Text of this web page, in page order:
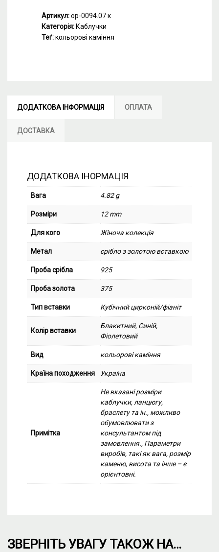
Артикул:ор-0094.07 к
Категорія: Каблучки
Теґ:кольорові каміння
ДОДАТКОВА ІНФОРМАЦІЯ ОПЛАТА
ДОСТАВКА
ДОДАТКОВА ІНОРМАЦІЯ
Вага 4.82 g
Розміри 12 mm
Для кого Жіноча колекція
Метал срібло з золотою вставкою
Проба срібла 925
Проба золота 375
Тип вставки Кубічний цирконій/фіаніт
Колір вставки
Блакитний, Синій,
Фіолетовий
Вид кольорові каміння
Країна походження Україна
Примітка
Не вказані розміри
каблучки, ланцюгу,
браслету та ін., можливо
обумовлювати з
консультантом під
замовлення., Параметри
виробів, такі як вага, розмір
каменю, висота та інше – є
орієнтовні.
ЗВЕРНІТЬ УВАГУ ТАКОЖ НА…